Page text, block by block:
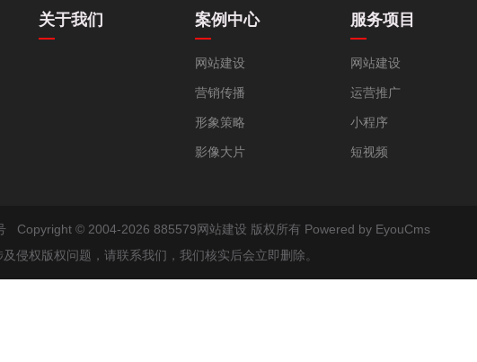
关于我们 案例中心
网站建设
营销传播
形象策略
影像大片
服务项目
网站建设
运营推广
小程序
短视频
Copyright © 2004-2026 885579网站建设 版权所有 Powered by EyouCms
侵权版权问题，请联系我们，我们核实后会立即删除。